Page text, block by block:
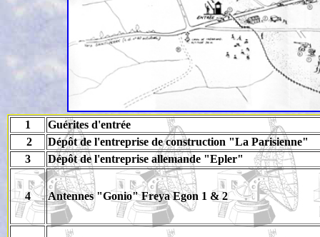
1
Guérites d'entrée
2
Dépôt de l'entreprise de construction "La Parisienne"
3
Dépôt de l'entreprise allemande "Epler"
4 Antennes "Gonio" Freya Egon 1 & 2